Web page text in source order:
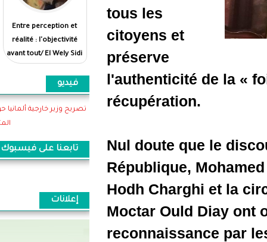
tous les
citoyens
Nul
Hodh
Moctar
réalité : l'objectivité
avant tout/ El Wely Sidi
بين الانطباع والواقع...
الموضوعية أولى/الولي
سيدي هيبه
فيديو
تصريح وزير خارجية ألمانيا حول اهمية موريتانيا وتعاونها
تابعنا على فيسبوك